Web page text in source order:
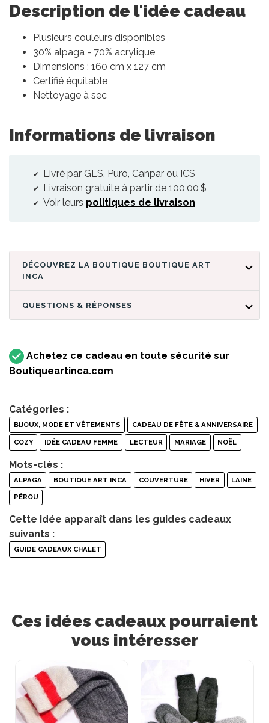
Description de l'idée cadeau
Plusieurs couleurs disponibles
30% alpaga - 70% acrylique
Dimensions : 160 cm x 127 cm
Certifié équitable
Nettoyage à sec
Informations de livraison
Livré par GLS, Puro, Canpar ou ICS
Livraison gratuite à partir de 100,00 $
Voir leurs politiques de livraison
DÉCOUVREZ LA BOUTIQUE BOUTIQUE ART
INCA
QUESTIONS & RÉPONSES
Achetez ce cadeau en toute sécurité sur
Boutiqueartinca.com
Catégories :
BIJOUX, MODE ET VÊTEMENTS CADEAU DE FÊTE & ANNIVERSAIRE
COZY IDÉE CADEAU FEMME LECTEUR MARIAGE NOËL
Mots-clés :
ALPAGA BOUTIQUE ART INCA COUVERTURE HIVER LAINE
PÉROU
Cette idée apparaît dans les guides cadeaux
suivants :
GUIDE CADEAUX CHALET
Ces idées cadeaux pourraient
vous intéresser